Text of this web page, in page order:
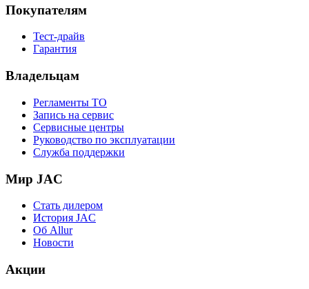
Покупателям
Тест-драйв
Гарантия
Владельцам
Регламенты ТО
Запись на сервис
Сервисные центры
Руководство по эксплуатации
Служба поддержки
Мир JAC
Стать дилером
История JAC
Об Allur
Новости
Акции